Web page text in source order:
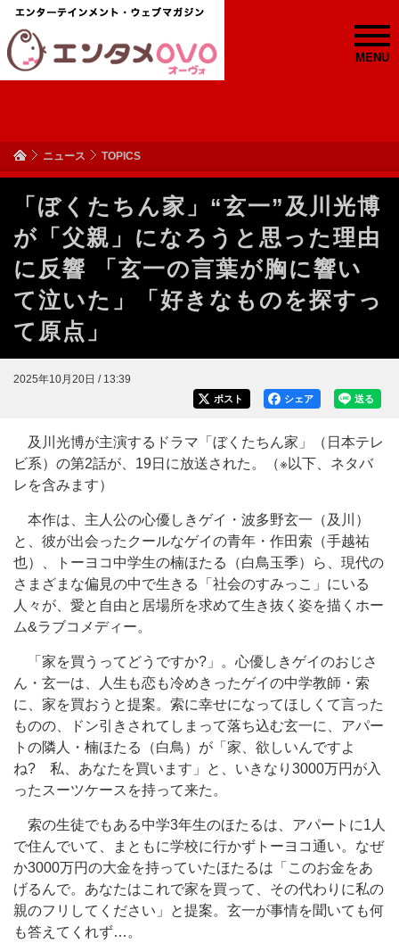
MENU
ニュース TOPICS
「ぼくたちん家」“玄一”及川光博
が「父親」になろうと思った理由
に反響 「玄一の言葉が胸に響い
て泣いた」「好きなものを探すっ
て原点」
2025年10月20日 / 13:39
送る
シェア
ポスト
及川光博が主演するドラマ「ぼくたちん家」（日本テレ
ビ系）の第2話が、19日に放送された。（※以下、ネタバ
レを含みます）
本作は、主人公の心優しきゲイ・波多野玄一（及川）
と、彼が出会ったクールなゲイの青年・作田索（手越祐
也）、トーヨコ中学生の楠ほたる（白鳥玉季）ら、現代の
さまざまな偏見の中で生きる「社会のすみっこ」にいる
人々が、愛と自由と居場所を求めて生き抜く姿を描くホー
ム&ラブコメディー。
「家を買うってどうですか?」。心優しきゲイのおじさ
ん・玄一は、人生も恋も冷めきったゲイの中学教師・索
に、家を買おうと提案。索に幸せになってほしくて言った
ものの、ドン引きされてしまって落ち込む玄一に、アパー
トの隣人・楠ほたる（白鳥）が「家、欲しいんですよ
ね? 私、あなたを買います」と、いきなり3000万円が入
ったスーツケースを持って来た。
索の生徒でもある中学3年生のほたるは、アパートに1人
で住んでいて、まともに学校に行かずトーヨコ通い。なぜ
か3000万円の大金を持っていたほたるは「このお金をあ
げるんで。あなたはこれで家を買って、その代わりに私の
親のフリしてください」と提案。玄一が事情を聞いても何
も答えてくれず…。